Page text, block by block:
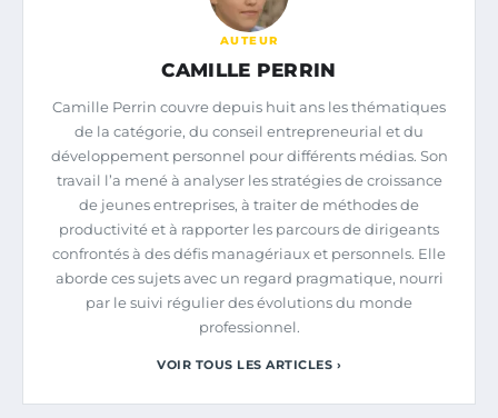
AUTEUR
CAMILLE PERRIN
Camille Perrin couvre depuis huit ans les thématiques
de la catégorie, du conseil entrepreneurial et du
développement personnel pour différents médias. Son
travail l’a mené à analyser les stratégies de croissance
de jeunes entreprises, à traiter de méthodes de
productivité et à rapporter les parcours de dirigeants
confrontés à des défis managériaux et personnels. Elle
aborde ces sujets avec un regard pragmatique, nourri
par le suivi régulier des évolutions du monde
professionnel.
VOIR TOUS LES ARTICLES ›